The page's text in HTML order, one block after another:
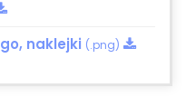
naklejki (.png)